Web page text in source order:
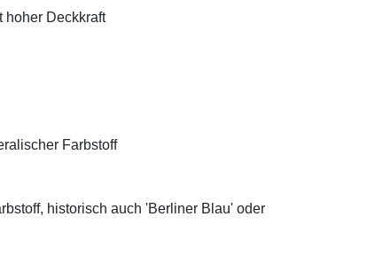
hoher Deckkraft
Farbstoff
historisch auch 'Berliner Blau' oder